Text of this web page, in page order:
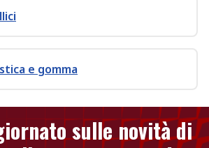
e gomma
sulle novità di